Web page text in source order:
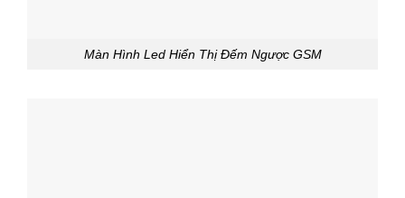
Màn Hình Led Hiển Thị Đếm Ngược GSM